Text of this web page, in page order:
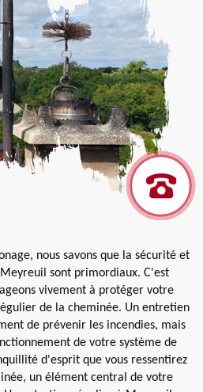
nous savons que la sécurité et
sont primordiaux. C'est
vivement à protéger votre
de la cheminée. Un entretien
de prévenir les incendies, mais
de votre système de
d'esprit que vous ressentirez
un élément central de votre